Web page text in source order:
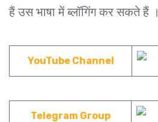
हैं उस भाषा में ब्लॉगिंग कर सकते हैं ।
YouTube Channel
Telegram Group